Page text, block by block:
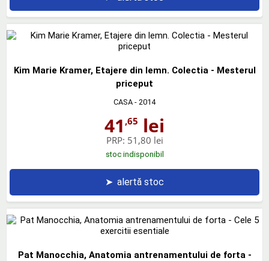
Kim Marie Kramer, Etajere din lemn. Colectia - Mesterul
priceput
CASA - 2014
41 ,65 lei
PRP: 51,80 lei
stoc indisponibil
➤ alertă stoc
Pat Manocchia, Anatomia antrenamentului de forta -